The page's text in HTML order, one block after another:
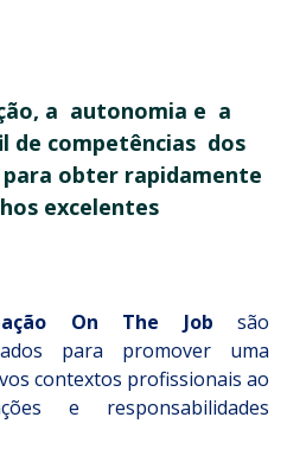
a autonomia e a
de competências dos
obter rapidamente
excelentes
On The Job são
para promover uma
contextos profissionais ao
e responsabilidades